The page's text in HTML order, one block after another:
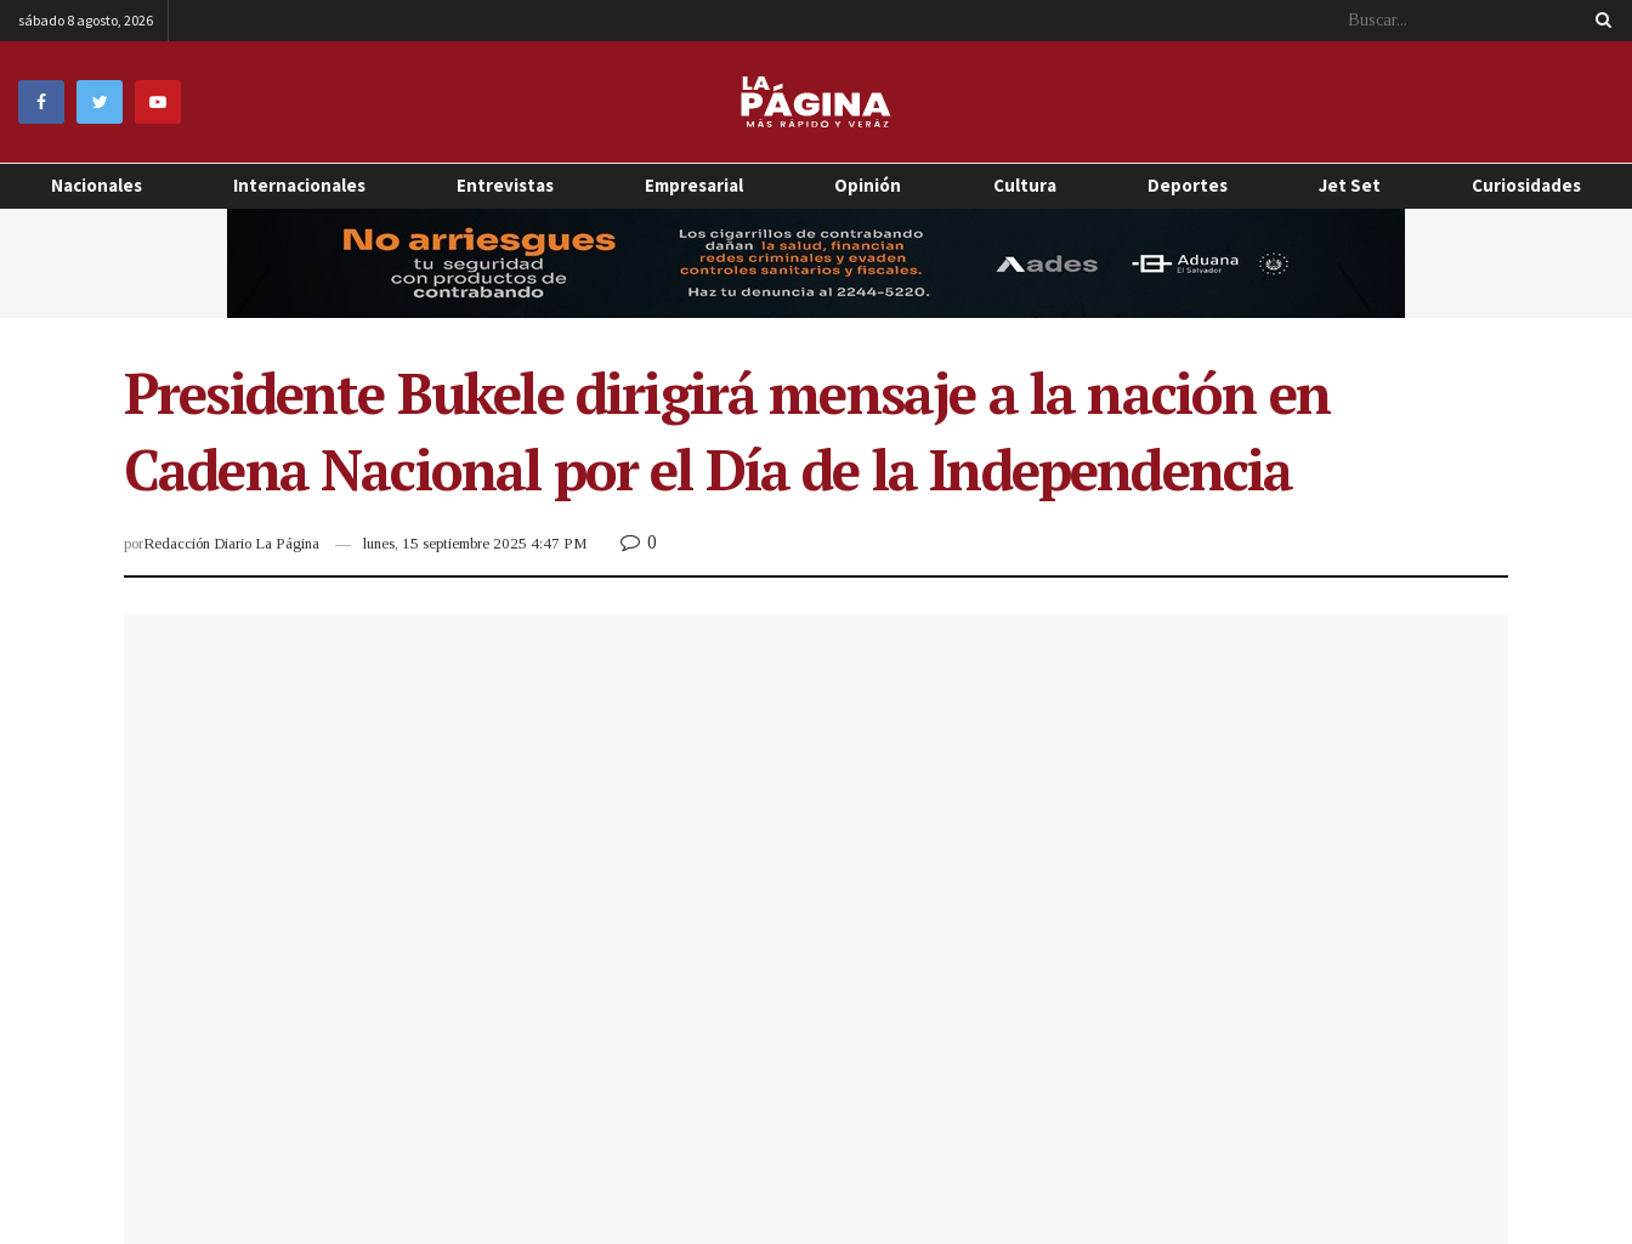
sábado 8 agosto, 2026
Nacionales Internacionales Entrevistas Empresarial Opinión Cultura Deportes Jet Set Curiosidades
Presidente Bukele dirigirá mensaje a la nación en
Cadena Nacional por el Día de la Independencia
porRedacción Diario La Página lunes, 15 septiembre 2025 4:47 PM 0